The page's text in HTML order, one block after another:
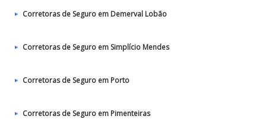
Corretoras de Seguro em Demerval Lobão
Corretoras de Seguro em Simplício Mendes
Corretoras de Seguro em Porto
Corretoras de Seguro em Pimenteiras